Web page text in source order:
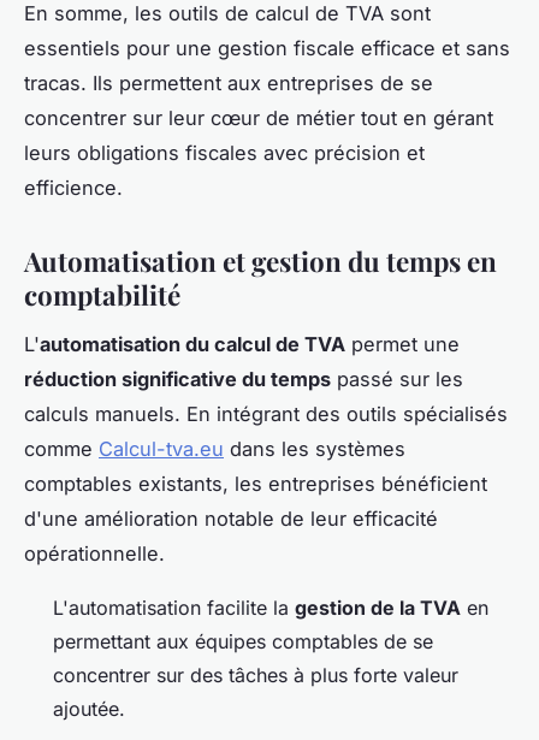
En somme, les outils de calcul de TVA sont
essentiels pour une gestion fiscale efficace et sans
tracas. Ils permettent aux entreprises de se
concentrer sur leur cœur de métier tout en gérant
leurs obligations fiscales avec précision et
efficience.
Automatisation et gestion du temps en
comptabilité
L'automatisation du calcul de TVA permet une
réduction significative du temps passé sur les
calculs manuels. En intégrant des outils spécialisés
comme Calcul-tva.eu dans les systèmes
comptables existants, les entreprises bénéficient
d'une amélioration notable de leur efficacité
opérationnelle.
L'automatisation facilite la gestion de la TVA en
permettant aux équipes comptables de se
concentrer sur des tâches à plus forte valeur
ajoutée.